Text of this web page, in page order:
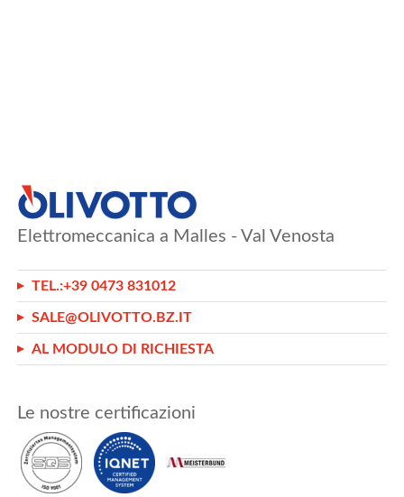
Elettromeccanica a Malles - Val Venosta
TEL.:+39 0473 831012
SALE@OLIVOTTO.BZ.IT
AL MODULO DI RICHIESTA
Le nostre certificazioni